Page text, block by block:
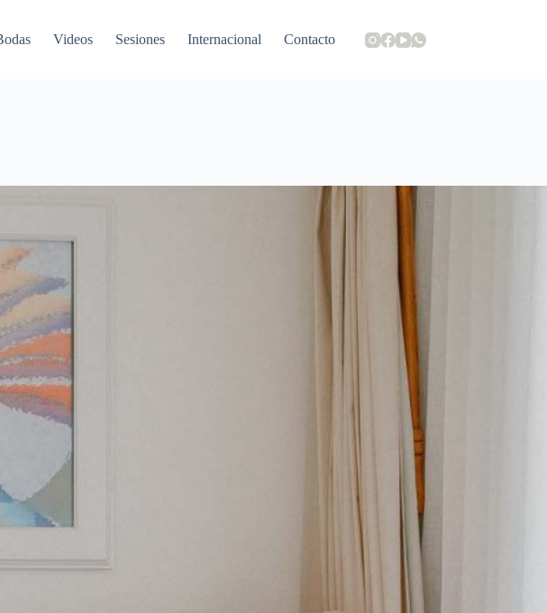
Videos Sesiones Internacional Contacto